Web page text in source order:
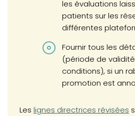
les évaluations
patients sur les
différentes
Fournir tous les
(période de
conditions), si un
promotion est
Les lignes directrices révisées